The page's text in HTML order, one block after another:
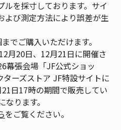
を採寸しております。サイ
よび測定方法により誤差が生
でご購入いただけます。
月20日、12月21日に開催さ
幕張会場「JF公式ショッ
ターズストア JF特設サイトに
日17時の期間で販売してい
ります。
をご覧ください。